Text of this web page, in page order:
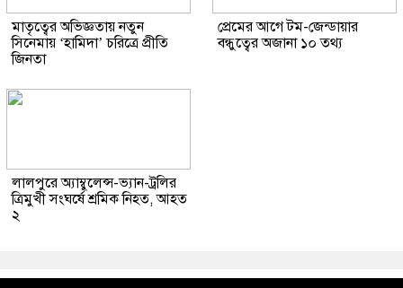
মাতৃত্বের অভিজ্ঞতায় নতুন
সিনেমায় ‘হামিদা’ চরিত্রে প্রীতি
জিনতা
প্রেমের আগে টম-জেন্ডায়ার
বন্ধুত্বের অজানা ১০ তথ্য
লালপুরে অ্যাম্বুলেন্স-ভ্যান-ট্রলির
ত্রিমুখী সংঘর্ষে শ্রমিক নিহত, আহত
২